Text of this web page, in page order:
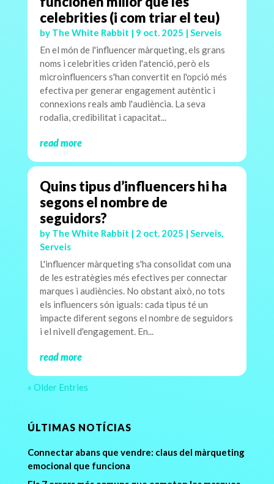
celebrities (i com triar el teu)
by The White Rabbit | 9 oct. 2025 | Serveis
En el món de l'influencer màrqueting, els grans
noms i celebrities criden l'atenció, però els
microinfluencers s'han convertit en l'opció més
efectiva per generar engagement autèntic i
connexions reals amb l'audiència. La seva
rodalia, credibilitat i capacitat...
read more
Quins tipus d’influencers hi ha
segons el nombre de
seguidors?
by The White Rabbit | 2 oct. 2025 | Serveis,
Serveis
L'influencer màrqueting s'ha consolidat com una
de les estratègies més efectives per connectar
marques i audiències. No obstant això, no tots
els influencers són iguals: cada tipus té un
impacte diferent segons el nombre de seguidors
i el nivell d'engagement. En...
read more
« Older Entries
ÚLTIMAS NOTÍCIAS
Connectar abans que vendre: claus del màrqueting
emocional que funciona